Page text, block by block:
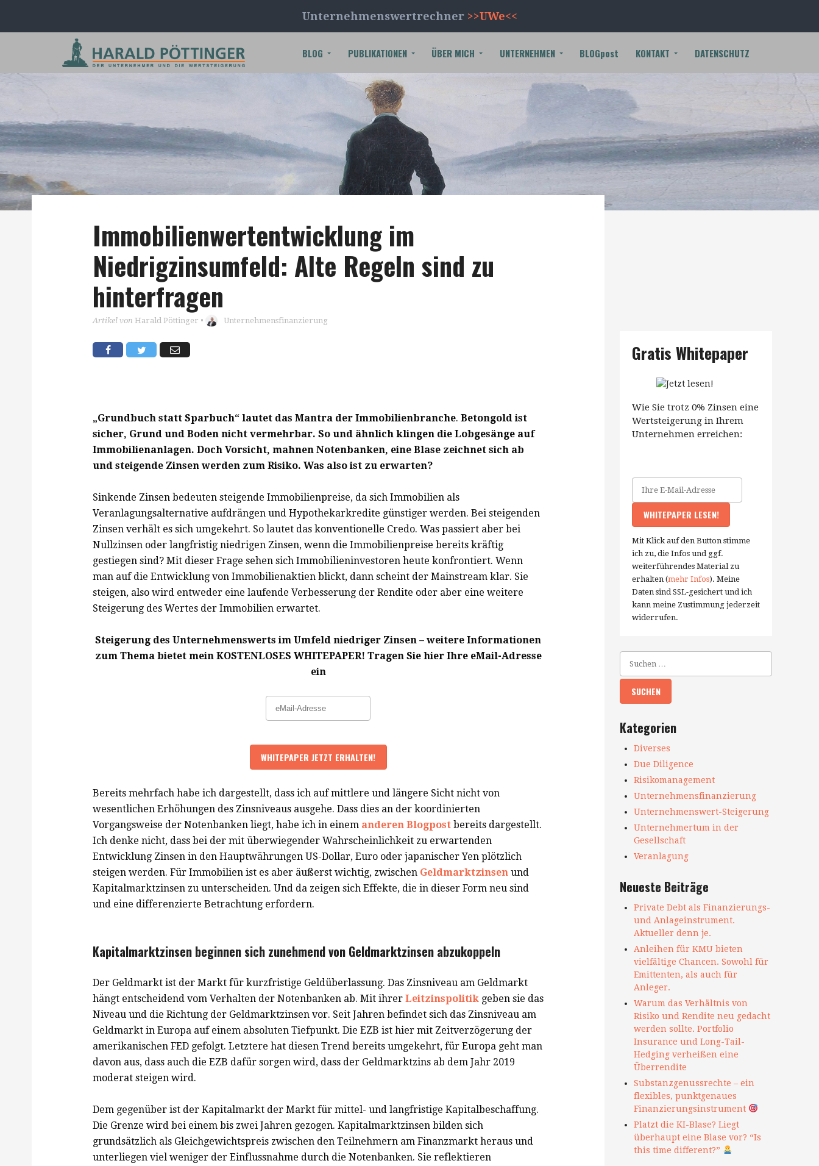
Unternehmenswertrechner >>UWe<<
BLOG PUBLIKATIONEN ÜBER MICH UNTERNEHMEN BLOGpost KONTAKT DATENSCHUTZ
Immobilienwertentwicklung im
Niedrigzinsumfeld: Alte Regeln sind zu
hinterfragen
Artikel von Harald Pöttinger • Unternehmensfinanzierung
„Grundbuch statt Sparbuch“ lautet das Mantra der Immobilienbranche. Betongold ist
sicher, Grund und Boden nicht vermehrbar. So und ähnlich klingen die Lobgesänge auf
Immobilienanlagen. Doch Vorsicht, mahnen Notenbanken, eine Blase zeichnet sich ab
und steigende Zinsen werden zum Risiko. Was also ist zu erwarten?
Sinkende Zinsen bedeuten steigende Immobilienpreise, da sich Immobilien als
Veranlagungsalternative aufdrängen und Hypothekarkredite günstiger werden. Bei steigenden
Zinsen verhält es sich umgekehrt. So lautet das konventionelle Credo. Was passiert aber bei
Nullzinsen oder langfristig niedrigen Zinsen, wenn die Immobilienpreise bereits kräftig
gestiegen sind? Mit dieser Frage sehen sich Immobilieninvestoren heute konfrontiert. Wenn
man auf die Entwicklung von Immobilienaktien blickt, dann scheint der Mainstream klar. Sie
steigen, also wird entweder eine laufende Verbesserung der Rendite oder aber eine weitere
Steigerung des Wertes der Immobilien erwartet.
Steigerung des Unternehmenswerts im Umfeld niedriger Zinsen – weitere Informationen
zum Thema bietet mein KOSTENLOSES WHITEPAPER! Tragen Sie hier Ihre eMail-Adresse
ein
Bereits mehrfach habe ich dargestellt, dass ich auf mittlere und längere Sicht nicht von
wesentlichen Erhöhungen des Zinsniveaus ausgehe. Dass dies an der koordinierten
Vorgangsweise der Notenbanken liegt, habe ich in einem anderen Blogpost bereits dargestellt.
Ich denke nicht, dass bei der mit überwiegender Wahrscheinlichkeit zu erwartenden
Entwicklung Zinsen in den Hauptwährungen US-Dollar, Euro oder japanischer Yen plötzlich
steigen werden. Für Immobilien ist es aber äußerst wichtig, zwischen Geldmarktzinsen und
Kapitalmarktzinsen zu unterscheiden. Und da zeigen sich Effekte, die in dieser Form neu sind
und eine differenzierte Betrachtung erfordern.
Kapitalmarktzinsen beginnen sich zunehmend von Geldmarktzinsen abzukoppeln
Der Geldmarkt ist der Markt für kurzfristige Geldüberlassung. Das Zinsniveau am Geldmarkt
hängt entscheidend vom Verhalten der Notenbanken ab. Mit ihrer Leitzinspolitik geben sie das
Niveau und die Richtung der Geldmarktzinsen vor. Seit Jahren befindet sich das Zinsniveau am
Geldmarkt in Europa auf einem absoluten Tiefpunkt. Die EZB ist hier mit Zeitverzögerung der
amerikanischen FED gefolgt. Letztere hat diesen Trend bereits umgekehrt, für Europa geht man
davon aus, dass auch die EZB dafür sorgen wird, dass der Geldmarktzins ab dem Jahr 2019
moderat steigen wird.
Dem gegenüber ist der Kapitalmarkt der Markt für mittel- und langfristige Kapitalbeschaffung.
Die Grenze wird bei einem bis zwei Jahren gezogen. Kapitalmarktzinsen bilden sich
grundsätzlich als Gleichgewichtspreis zwischen den Teilnehmern am Finanzmarkt heraus und
unterliegen viel weniger der Einflussnahme durch die Notenbanken. Sie reflektieren
Gratis Whitepaper
Wie Sie trotz 0% Zinsen eine
Wertsteigerung in Ihrem
Unternehmen erreichen:
Mit Klick auf den Button stimme
ich zu, die Infos und ggf.
weiterführendes Material zu
erhalten (mehr Infos). Meine
Daten sind SSL-gesichert und ich
kann meine Zustimmung jederzeit
widerrufen.
Kategorien
Diverses
Due Diligence
Risikomanagement
Unternehmensfinanzierung
Unternehmenswert-Steigerung
Unternehmertum in der
Gesellschaft
Veranlagung
Neueste Beiträge
Private Debt als Finanzierungs-
und Anlageinstrument.
Aktueller denn je.
Anleihen für KMU bieten
vielfältige Chancen. Sowohl für
Emittenten, als auch für
Anleger.
Warum das Verhältnis von
Risiko und Rendite neu gedacht
werden sollte. Portfolio
Insurance und Long-Tail-
Hedging verheißen eine
Überrendite
Substanzgenussrechte – ein
flexibles, punktgenaues
Finanzierungsinstrument
Platzt die KI-Blase? Liegt
überhaupt eine Blase vor? “Is
this time different?”